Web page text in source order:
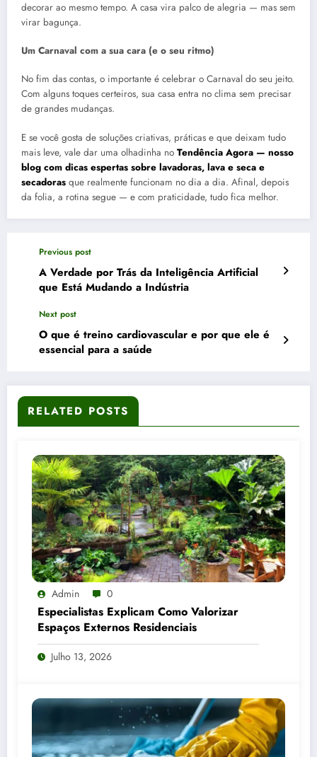
decorar ao mesmo tempo. A casa vira palco de alegria — mas sem
virar bagunça.
Um Carnaval com a sua cara (e o seu ritmo)
No fim das contas, o importante é celebrar o Carnaval do seu jeito.
Com alguns toques certeiros, sua casa entra no clima sem precisar
de grandes mudanças.
E se você gosta de soluções criativas, práticas e que deixam tudo
mais leve, vale dar uma olhadinha no Tendência Agora — nosso
blog com dicas espertas sobre lavadoras, lava e seca e
secadoras que realmente funcionam no dia a dia. Afinal, depois
da folia, a rotina segue — e com praticidade, tudo fica melhor.
Previous post
A Verdade por Trás da Inteligência Artificial
que Está Mudando a Indústria
Next post
O que é treino cardiovascular e por que ele é
essencial para a saúde
RELATED POSTS
Admin 0
Especialistas Explicam Como Valorizar
Espaços Externos Residenciais
Julho 13, 2026